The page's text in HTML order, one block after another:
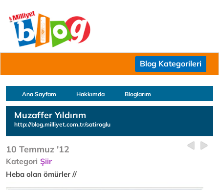
Blog Kategorileri
Ana Sayfam Hakkımda Bloglarım
Muzaffer Yıldırım
http://blog.milliyet.com.tr/satiroglu
10 Temmuz '12
Kategori Şiir
Heba olan ömürler //